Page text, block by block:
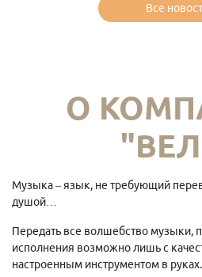
Все
О
Музыка – язык, не требующий
душой…
Передать все волшебство музыки,
исполнения возможно лишь с
настроенным инструментом в руках.